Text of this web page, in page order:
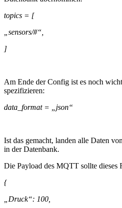
topics = [
„sensors/#“,
]
Am Ende der Config ist es noch
spezifizieren:
data_format = „json“
Ist das gemacht, landen alle Daten
in der Datenbank.
Die Payload des MQTT sollte dieses
{
„Druck“: 100,